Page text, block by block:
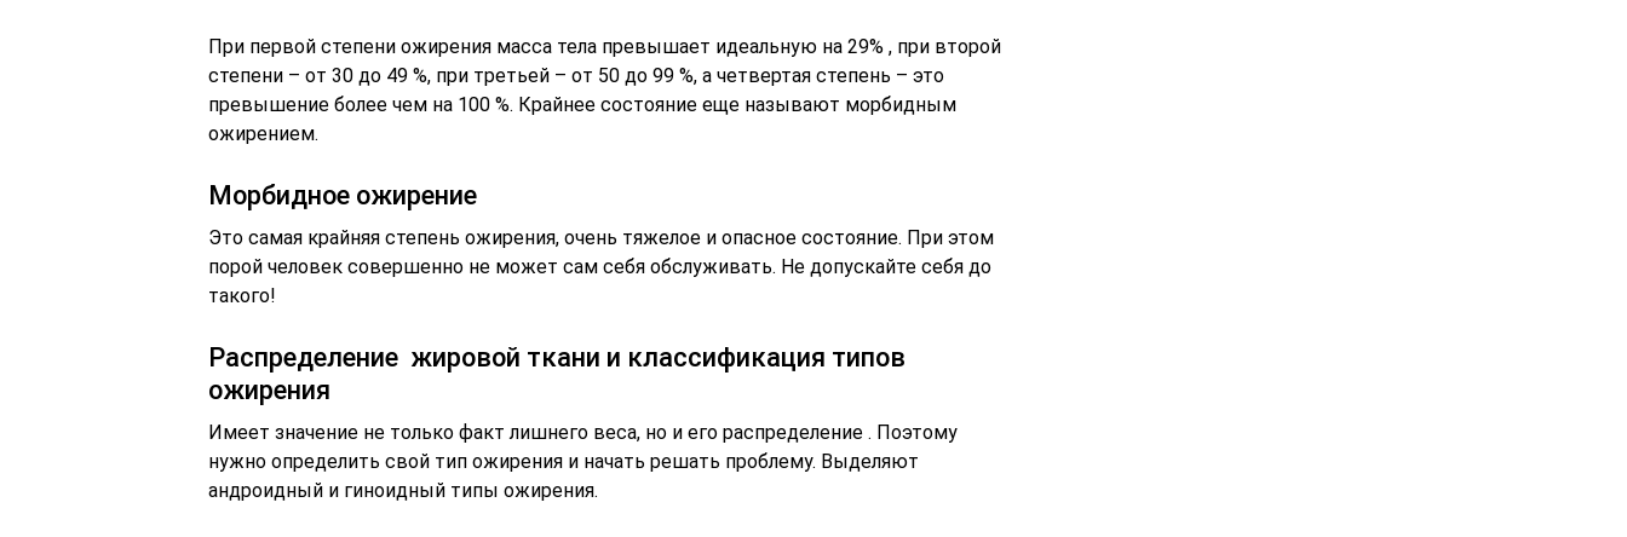
При первой степени ожирения масса тела превышает идеальную на 29% , при второй
степени – от 30 до 49 %, при третьей – от 50 до 99 %, а четвертая степень – это
превышение более чем на 100 %. Крайнее состояние еще называют морбидным
ожирением.
Морбидное ожирение
Это самая крайняя степень ожирения, очень тяжелое и опасное состояние. При этом
порой человек совершенно не может сам себя обслуживать. Не допускайте себя до
такого!
Распределение жировой ткани и классификация типов
ожирения
Имеет значение не только факт лишнего веса, но и его распределение . Поэтому
нужно определить свой тип ожирения и начать решать проблему. Выделяют
андроидный и гиноидный типы ожирения.